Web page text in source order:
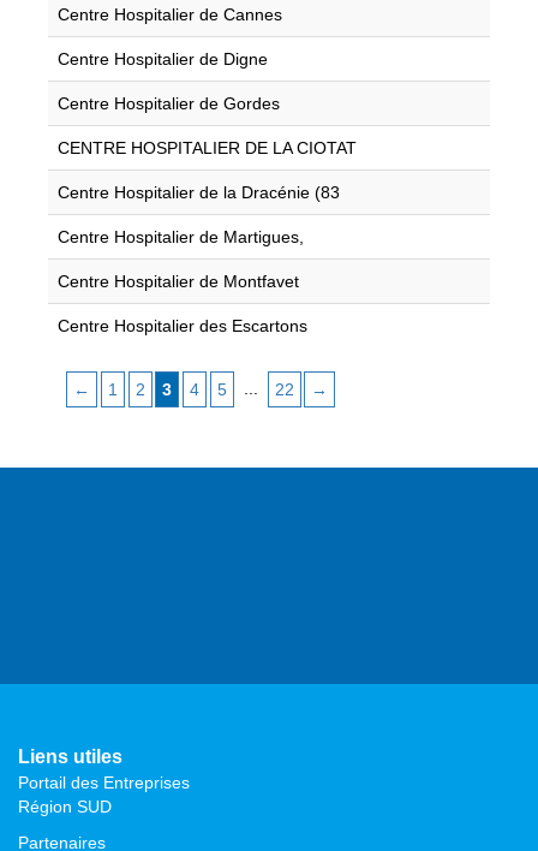
Centre Hospitalier de Cannes
Centre Hospitalier de Digne
Centre Hospitalier de Gordes
CENTRE HOSPITALIER DE LA CIOTAT
Centre Hospitalier de la Dracénie (83
Centre Hospitalier de Martigues,
Centre Hospitalier de Montfavet
Centre Hospitalier des Escartons
← 1 2 3 4 5 22 →
Liens utiles
Portail des Entreprises
Région SUD
Partenaires